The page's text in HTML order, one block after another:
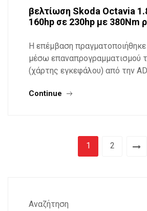
Αναζήτηση
βελτίωση Skoda Octavia
160hp σε 230hp με 380Nm
Η επέμβαση
μέσω επαναπρογραμματισμού
(χάρτης εγκεφάλου) από την
Continue
1 2